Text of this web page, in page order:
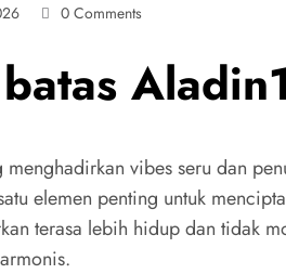
0 Comments
vibes seru dan
elemen penting untuk
terasa lebih hidup dan tidak